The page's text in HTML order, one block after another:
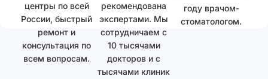
центры по всей
России, быстрый
ремонт и
консультация по
всем вопросам.
рекомендована
экспертами. Мы
сотрудничаем с
10 тысячами
докторов и с
тысячами клиник
году врачом-
стоматологом.